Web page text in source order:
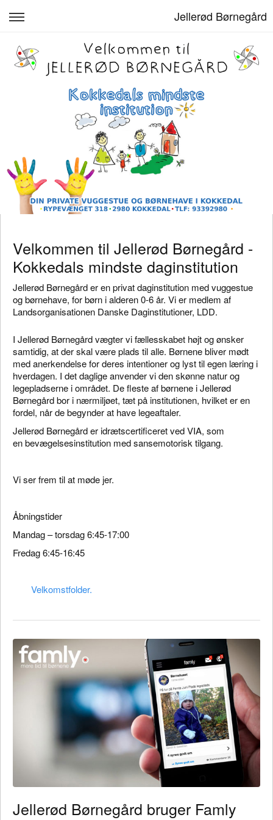
Jellerød Børnegård
Jellerød Børnegård
Opskrivning & Priser
Kontakt, åbningstider og lukkedage
Bestyrelse, Politikker & Rapporter
Årshjul og praktisk info
Log ind
Velkommen til Jellerød Børnegård -
Kokkedals mindste daginstitution
Jellerød Børnegård er en privat daginstitution med vuggestue
og børnehave, for børn i alderen 0-6 år. Vi er medlem af
Landsorganisationen Danske Daginstitutioner, LDD.
I Jellerød Børnegård vægter vi fællesskabet højt og ønsker
samtidig, at der skal være plads til alle. Børnene bliver mødt
med anerkendelse for deres intentioner og lyst til egen læring i
hverdagen. I det daglige anvender vi den skønne natur og
legepladserne i området. De fleste af børnene i Jellerød
Børnegård bor i nærmiljøet, tæt på institutionen, hvilket er en
fordel, når de begynder at have legeaftaler.
Jellerød Børnegård er idrætscertificeret ved VIA, som
en bevægelsesinstitution med sansemotorisk tilgang.
Vi ser frem til at møde jer.
Åbningstider
Mandag – torsdag 6:45-17:00
Fredag 6:45-16:45
Velkomstfolder.
Jellerød Børnegård bruger Famly